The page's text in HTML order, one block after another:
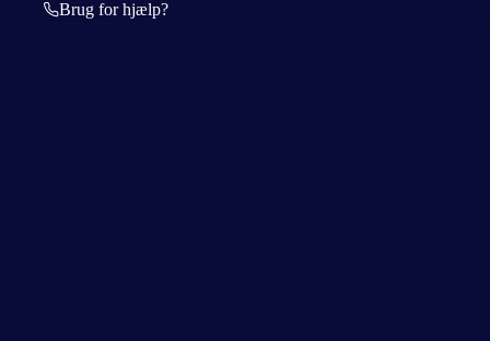
Brug for hjælp?